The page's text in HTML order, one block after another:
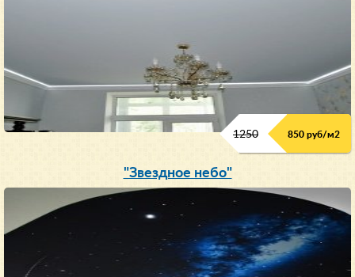
1250 850 руб/м2
"Звездное небо"